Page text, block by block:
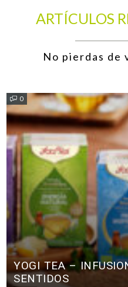
ARTÍCULOS
No pierdas de
0
YOGI TEA –
SENTIDOS